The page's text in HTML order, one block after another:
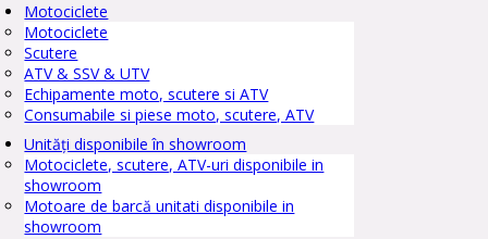
Motociclete
Motociclete
Scutere
ATV & SSV & UTV
Echipamente moto, scutere si ATV
Consumabile si piese moto, scutere, ATV
Unități disponibile în showroom
Motociclete, scutere, ATV-uri disponibile in
showroom
Motoare de barcă unitati disponibile in
showroom